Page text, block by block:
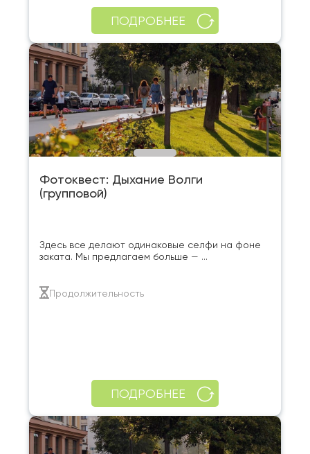
ПОДРОБНЕЕ
Фотоквест: Дыхание Волги
(групповой)
Здесь все делают одинаковые селфи на фоне
заката. Мы предлагаем больше — ...
Продолжительность
ПОДРОБНЕЕ